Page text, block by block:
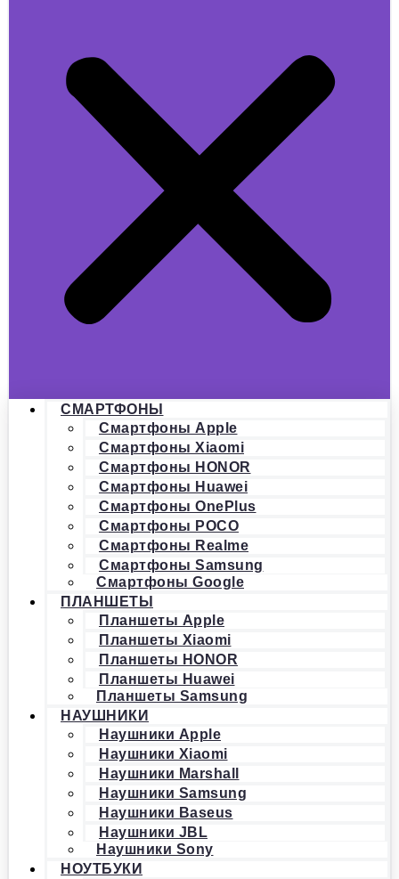
СМАРТФОНЫ
Смартфоны Apple
Смартфоны Xiaomi
Смартфоны HONOR
Смартфоны Huawei
Смартфоны OnePlus
Смартфоны POCO
Смартфоны Realme
Смартфоны Samsung
Смартфоны Google
ПЛАНШЕТЫ
Планшеты Apple
Планшеты Xiaomi
Планшеты HONOR
Планшеты Huawei
Планшеты Samsung
НАУШНИКИ
Наушники Apple
Наушники Xiaomi
Наушники Marshall
Наушники Samsung
Наушники Baseus
Наушники JBL
Наушники Sony
НОУТБУКИ